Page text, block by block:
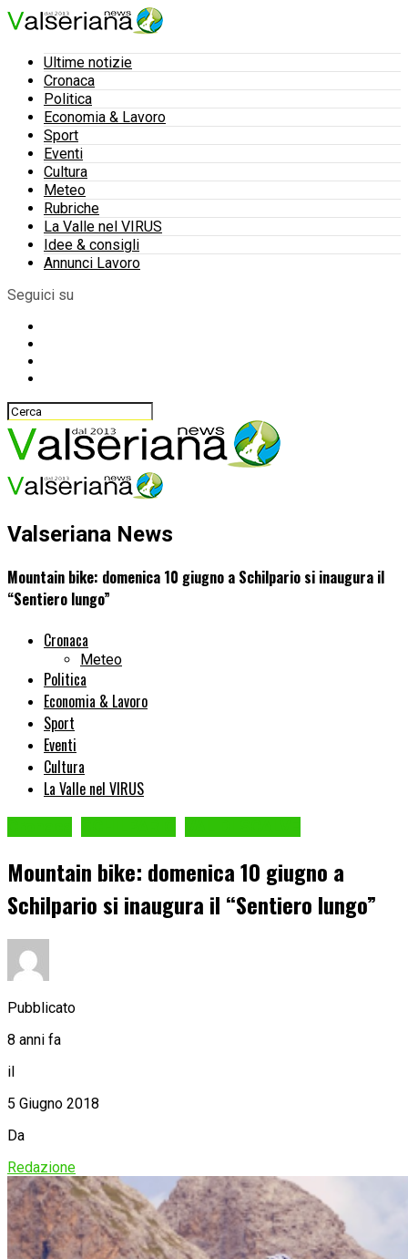
Ultime notizie
Cronaca
Politica
Economia & Lavoro
Sport
Eventi
Cultura
Meteo
Rubriche
La Valle nel VIRUS
Idee & consigli
Annunci Lavoro
Seguici su
Valseriana News
Mountain bike: domenica 10 giugno a Schilpario si inaugura il
“Sentiero lungo”
Cronaca
Meteo
Politica
Economia & Lavoro
Sport
Eventi
Cultura
La Valle nel VIRUS
Mountain bike: domenica 10 giugno a
Schilpario si inaugura il “Sentiero lungo”
Pubblicato
8 anni fa
il
5 Giugno 2018
Da
Redazione